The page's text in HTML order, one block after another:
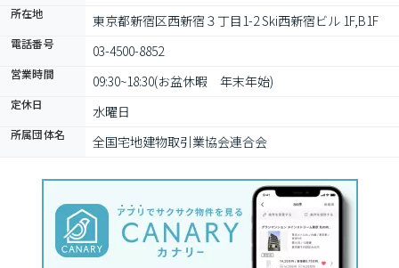
所在地 東京都新宿区西新宿３丁目1-2 Ski西新宿ビル 1F,B1F
電話番号 03-4500-8852
営業時間 09:30~18:30(お盆休暇　年末年始)
定休日 水曜日
所属団体名 全国宅地建物取引業協会連合会